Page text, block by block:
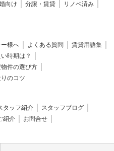
向け 分譲・賃貸
リノベ済み
様へ よくある質問
賃貸用語集
時期は？
件の選び方
のコツ
タッフ紹介
スタッフブログ
紹介
お問合せ